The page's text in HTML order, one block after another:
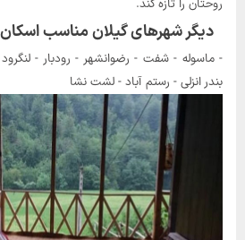
روحتان را تازه کند.
دیگر شهرهای گیلان مناسب
- ماسوله - شفت - رضوانشهر - رودبار -
بندر انزلی - رستم آباد - لشت نشا